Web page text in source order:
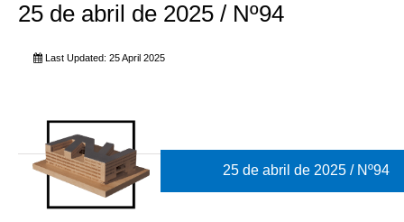
25 de abril de 2025 / Nº94
Last Updated: 25 April 2025
25 de abril de 2025 / Nº94